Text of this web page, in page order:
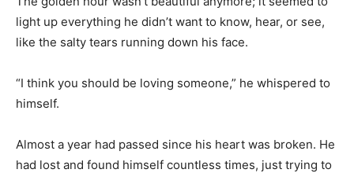
light up everything he didn’t want to know, hear, or see,
like the salty tears running down his face.
“I think you should be loving someone,” he whispered to
himself.
Almost a year had passed since his heart was broken. He
had lost and found himself countless times, just trying to